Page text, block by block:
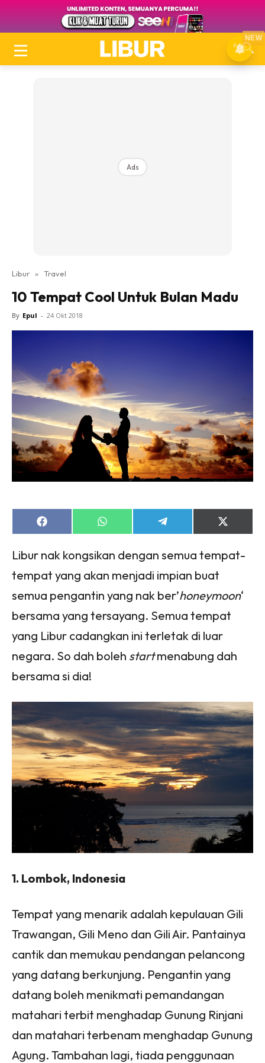
Ads
Libur » Travel
10 Tempat Cool Untuk Bulan Madu
By Epul - 24 Okt 2018
Share
on
Share
on
Share
on
Share
on
(Twitter)
Libur nak kongsikan dengan semua tempat-
tempat yang akan menjadi impian buat
semua pengantin yang nak ber’honeymoon‘
bersama yang tersayang. Semua tempat
yang Libur cadangkan ini terletak di luar
negara. So dah boleh startmenabung dah
bersama si dia!
1. Lombok, Indonesia
Tempat yang menarik adalah kepulauan Gili
Trawangan, Gili Meno dan Gili Air. Pantainya
cantik dan memukau pendangan pelancong
yang datang berkunjung. Pengantin yang
datang boleh menikmati pemandangan
matahari terbit menghadap Gunung Rinjani
dan matahari terbenam menghadap Gunung
Agung. Tambahan lagi, tiada penggunaan
NEW